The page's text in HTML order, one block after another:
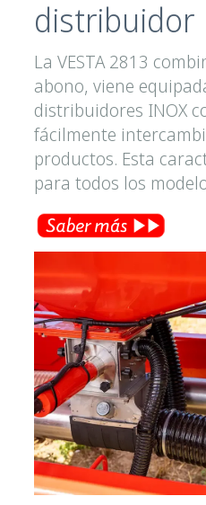
distribuidor
La VESTA 2813
abono, viene
distribuidores INOX
fácilmente
productos. Esta
para todos los